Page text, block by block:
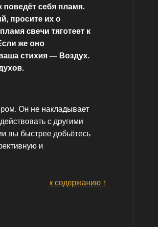
поведёт себя пламя.
просите их о
свечи тяготеет к
же оно
стихия — Воздух.
Он не накладывает
с другими
вы быстрее добьётесь
и
к содержанию ↑